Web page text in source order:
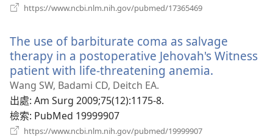
https://www.ncbi.nlm.nih.gov/pubmed/17365469
視
窗）
The use of barbiturate coma as salvage
therapy in a postoperative Jehovah's Witness
patient with life-threatening anemia.
Wang SW, Badami CD, Deitch EA.
出處‎: Am Surg 2009;75(12):1175-8.
檢索‎: PubMed 19999907
https://www.ncbi.nlm.nih.gov/pubmed/19999907